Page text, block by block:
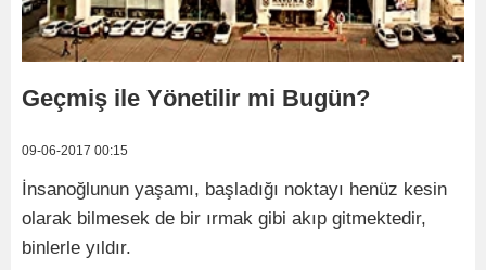
Geçmiş ile Yönetilir mi Bugün?
09-06-2017 00:15
İnsanoğlunun yaşamı, başladığı noktayı henüz kesin
olarak bilmesek de bir ırmak gibi akıp gitmektedir,
binlerle yıldır.